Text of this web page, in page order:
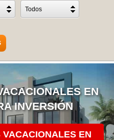
Todos
EN
INVERSIÓN
EN